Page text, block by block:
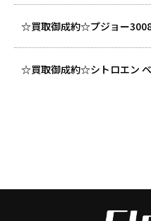
☆買取御成約☆プジョー
☆買取御成約☆シトロエン